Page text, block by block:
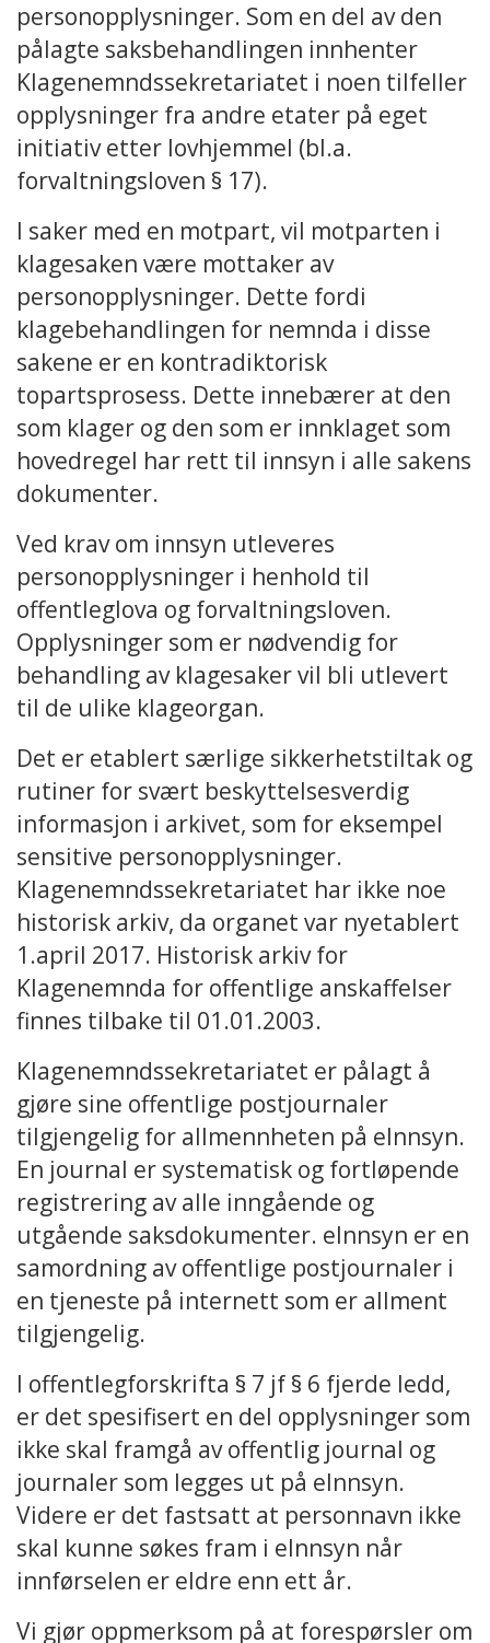
personopplysninger. Som en del av den
pålagte saksbehandlingen innhenter
Klagenemndssekretariatet i noen tilfeller
opplysninger fra andre etater på eget
initiativ etter lovhjemmel (bl.a.
forvaltningsloven § 17).
I saker med en motpart, vil motparten i
klagesaken være mottaker av
personopplysninger. Dette fordi
klagebehandlingen for nemnda i disse
sakene er en kontradiktorisk
topartsprosess. Dette innebærer at den
som klager og den som er innklaget som
hovedregel har rett til innsyn i alle sakens
dokumenter.
Ved krav om innsyn utleveres
personopplysninger i henhold til
offentleglova og forvaltningsloven.
Opplysninger som er nødvendig for
behandling av klagesaker vil bli utlevert
til de ulike klageorgan.
Det er etablert særlige sikkerhetstiltak og
rutiner for svært beskyttelsesverdig
informasjon i arkivet, som for eksempel
sensitive personopplysninger.
Klagenemndssekretariatet har ikke noe
historisk arkiv, da organet var nyetablert
1.april 2017. Historisk arkiv for
Klagenemnda for offentlige anskaffelser
finnes tilbake til 01.01.2003.
Klagenemndssekretariatet er pålagt å
gjøre sine offentlige postjournaler
tilgjengelig for allmennheten på eInnsyn.
En journal er systematisk og fortløpende
registrering av alle inngående og
utgående saksdokumenter. eInnsyn er en
samordning av offentlige postjournaler i
en tjeneste på internett som er allment
tilgjengelig.
I offentlegforskrifta § 7 jf § 6 fjerde ledd,
er det spesifisert en del opplysninger som
ikke skal framgå av offentlig journal og
journaler som legges ut på eInnsyn.
Videre er det fastsatt at personnavn ikke
skal kunne søkes fram i eInnsyn når
innførselen er eldre enn ett år.
Vi gjør oppmerksom på at forespørsler om